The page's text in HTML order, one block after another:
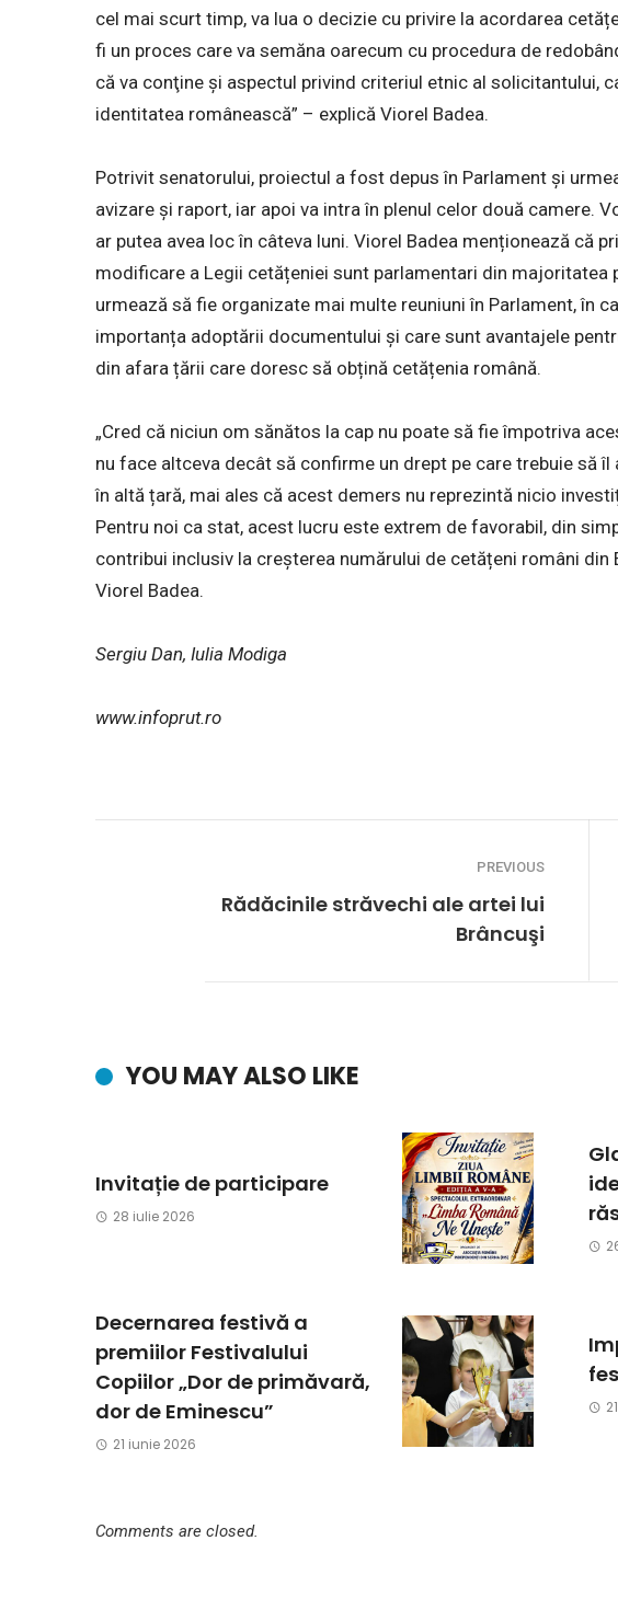
cel mai scurt timp, va lua o decizie cu privire la acordarea
fi un proces care va semăna oarecum cu procedura de
că va conţine şi aspectul privind criteriul etnic al solicitantului,
identitatea românească” – explică Viorel Badea.
Potrivit senatorului, proiectul a fost depus în Parlament și
avizare și raport, iar apoi va intra în plenul celor două camere.
ar putea avea loc în câteva luni. Viorel Badea menționează că
modificare a Legii cetățeniei sunt parlamentari din majoritatea
urmează să fie organizate mai multe reuniuni în Parlament, în
importanța adoptării documentului și care sunt avantajele
din afara țării care doresc să obțină cetățenia română.
„Cred că niciun om sănătos la cap nu poate să fie împotriva
nu face altceva decât să confirme un drept pe care trebuie să
în altă țară, mai ales că acest demers nu reprezintă nicio
Pentru noi ca stat, acest lucru este extrem de favorabil, din
contribui inclusiv la creșterea numărului de cetățeni români din
Viorel Badea.
Sergiu Dan, Iulia Modiga
www.infoprut.ro
PREVIOUS
Rădăcinile străvechi ale artei lui
Brâncuşi
YOU MAY ALSO LIKE
Invitație de participare
28 iulie 2026
Decernarea festivă a
premiilor Festivalului
Copiilor „Dor de primăvară,
dor de Eminescu”
21 iunie 2026
Comments are closed.